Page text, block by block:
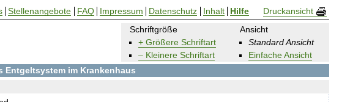
Schriftgröße
+ Größere Schriftart
– Kleinere Schriftart
Ansicht
Standard Ansicht
Einfache Ansicht
Entgeltsystem im Krankenhaus
Stellenangebote FAQ Impressum Datenschutz Inhalt Hilfe Druckansicht